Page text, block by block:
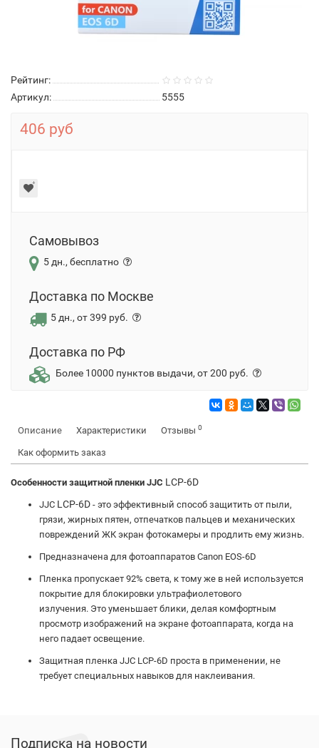
Рейтинг:
Артикул:
5555
406 руб
Самовывоз
5 дн., бесплатно
Доставка по Москве
5 дн., от 399 руб.
Доставка по РФ
Более 10000 пунктов выдачи, от 200 руб.
Описание Характеристики Отзывы 0
Как оформить заказ
Особенности защитной пленки JJC LCP-6D
JJC LCP-6D - это эффективный способ защитить от пыли,
грязи, жирных пятен, отпечатков пальцев и механических
повреждений ЖК экран фотокамеры и продлить ему жизнь.
Предназначена для фотоаппаратов Canon EOS-6D
Пленка пропускает 92% света, к тому же в ней используется
покрытие для блокировки ультрафиолетового
излучения. Это уменьшает блики, делая комфортным
просмотр изображений на экране фотоаппарата, когда на
него падает освещение.
Защитная пленка JJC LCP-6D проста в применении, не
требует специальных навыков для наклеивания.
Подписка на новости